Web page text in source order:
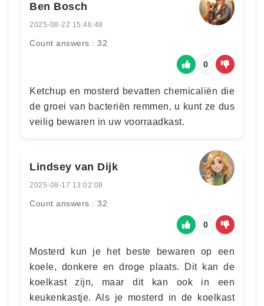
Ben Bosch
2025-08-22 15:46:48
Count answers : 32
0
Ketchup en mosterd bevatten chemicaliën die
de groei van bacteriën remmen, u kunt ze dus
veilig bewaren in uw voorraadkast.
Lindsey van Dijk
2025-08-17 13:02:08
Count answers : 32
0
Mosterd kun je het beste bewaren op een
koele, donkere en droge plaats. Dit kan de
koelkast zijn, maar dit kan ook in een
keukenkastje. Als je mosterd in de koelkast